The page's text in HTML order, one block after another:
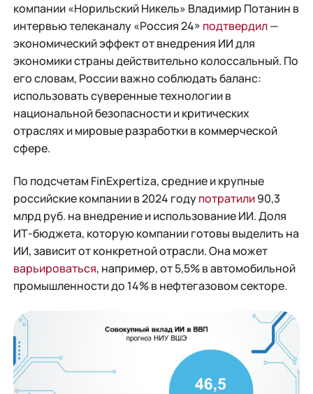
компании «Норильский Никель» Владимир Потанин в
интервью телеканалу «Россия 24» подтвердил—
экономический эффект от внедрения ИИ для
экономики страны действительно колоссальный. По
его словам, России важно соблюдать баланс:
использовать суверенные технологии в
национальной безопасности и критических
отраслях и мировые разработки в коммерческой
сфере.
По подсчетам FinExpertiza, средние и крупные
российские компании в 2024 годупотратили90,3
млрд руб. на внедрение и использование ИИ. Доля
ИТ-бюджета, которую компании готовы выделить на
ИИ, зависит от конкретной отрасли. Она может
варьироваться, например, от 5,5% в автомобильной
промышленности до 14% в нефтегазовом секторе.